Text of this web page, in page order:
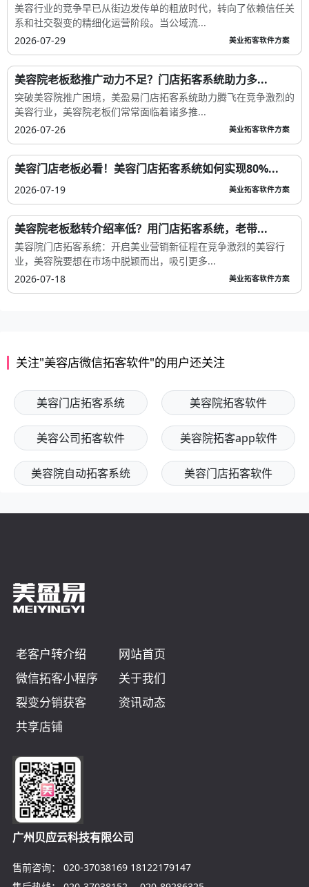
美容行业的竞争早已从街边发传单的粗放时代，转向了依赖信任关
系和社交裂变的精细化运营阶段。当公域流...
2026-07-29
美业拓客软件方案
美容院老板愁推广动力不足？门店拓客系统助力多...
突破美容院推广困境，美盈易门店拓客系统助力腾飞在竞争激烈的
美容行业，美容院老板们常常面临着诸多推...
2026-07-26
美业拓客软件方案
美容门店老板必看！美容门店拓客系统如何实现80%...
2026-07-19 美业拓客软件方案
美容院老板愁转介绍率低？用门店拓客系统，老带...
美容院门店拓客系统：开启美业营销新征程在竞争激烈的美容行
业，美容院要想在市场中脱颖而出，吸引更多...
2026-07-18
美业拓客软件方案
关注"美容店微信拓客软件"的用户还关注
美容门店拓客系统 美容院拓客软件
美容公司拓客软件 美容院拓客app软件
美容院自动拓客系统 美容门店拓客软件
老客户转介绍
网站首页
微信拓客小程序
关于我们
裂变分销获客
资讯动态
共享店铺
广州贝应云科技有限公司
售前咨询： 020-37038169 18122179147